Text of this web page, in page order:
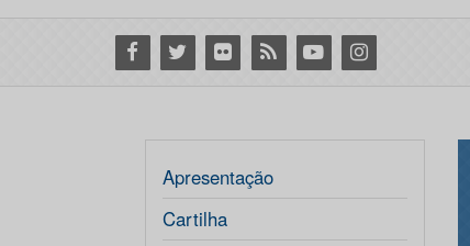
Facebook
Twitter Flickr RSS YoutubeInstagram
Apresentação
Cartilha